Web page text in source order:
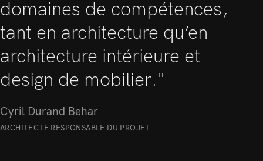
domaines de compétences,
tant en architecture qu’en
architecture intérieure et
design de mobilier."
Cyril Durand Behar
ARCHITECTE RESPONSABLE DU PROJET